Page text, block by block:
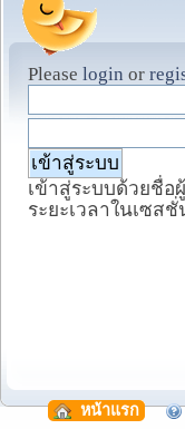
Please login or
เข้าสู่ระบบด้วยชื่อ
ระยะเวลาในเซสชั่
หน้าแรก